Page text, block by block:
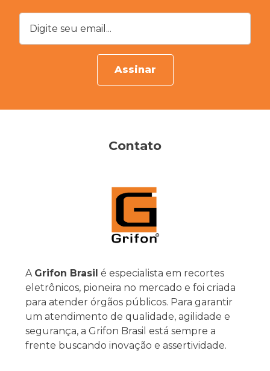
Digite seu email...
Assinar
Contato
A Grifon Brasil é especialista em recortes
eletrônicos, pioneira no mercado e foi criada
para atender órgãos públicos. Para garantir
um atendimento de qualidade, agilidade e
segurança, a Grifon Brasil está sempre a
frente buscando inovação e assertividade.